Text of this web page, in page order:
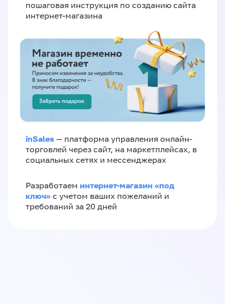
пошаговая инструкция по созданию сайта
интернет-магазина
inSales — платформа управления онлайн-
торговлей через сайт, на маркетплейсах, в
социальных сетях и мессенджерах
Разработаем интернет-магазин «‎под
ключ»‎ с учетом ваших пожеланий и
требований за 20 дней